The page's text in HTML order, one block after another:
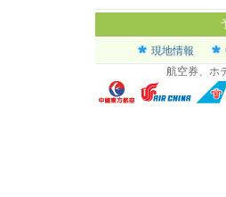
現地情報
航空券、ホ